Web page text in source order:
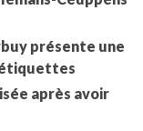
présente une
après avoir